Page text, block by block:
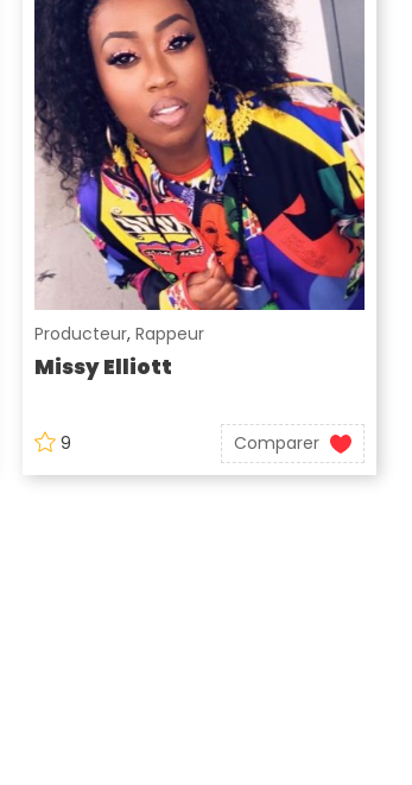
Producteur, Rappeur
Missy Elliott
9 Comparer